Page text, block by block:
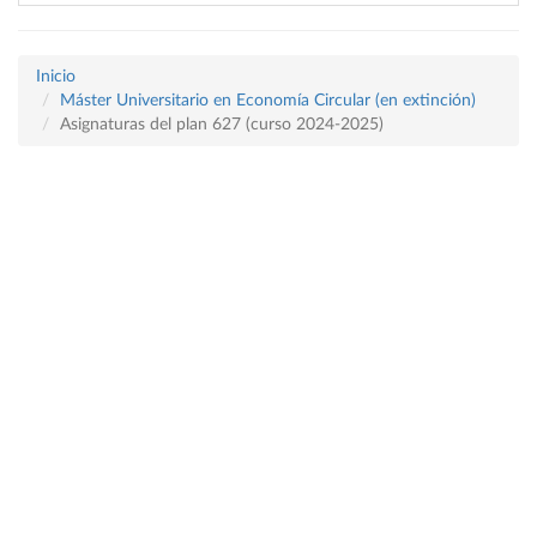
Inicio
Máster Universitario en Economía Circular (en extinción)
Asignaturas del plan 627 (curso 2024-2025)